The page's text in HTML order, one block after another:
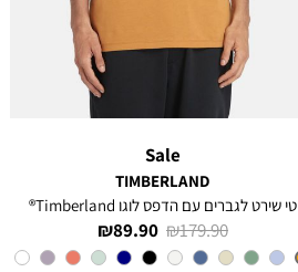
Sale
TIMBERLAND
טי שירט לגברים עם הדפס לוגו Timberland®
מחיר
מוצר
89.90 ₪
מחיר
רגיל
179.90 ₪
צבע
Orange